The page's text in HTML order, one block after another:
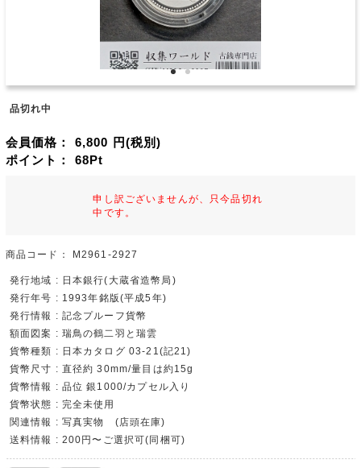
品切れ中
会員価格： 6,800 円(税別)
ポイント： 68Pt
申し訳ございませんが、只今品切れ
中です。
商品コード： M2961-2927
発行地域 : 日本銀行(大蔵省造幣局)
発行年号 : 1993年銘版(平成5年)
発行情報 : 記念プルーフ貨幣
額面図案 : 瑞鳥の鶴二羽と瑞雲
貨幣種類 : 日本カタログ 03-21(記21)
貨幣尺寸 : 直径約 30mm/量目は約15g
貨幣情報 : 品位 銀1000/カプセル入り
貨幣状態 : 完全未使用
関連情報 : 写真実物 (店頭在庫)
送料情報 : 200円〜ご選択可(同梱可)